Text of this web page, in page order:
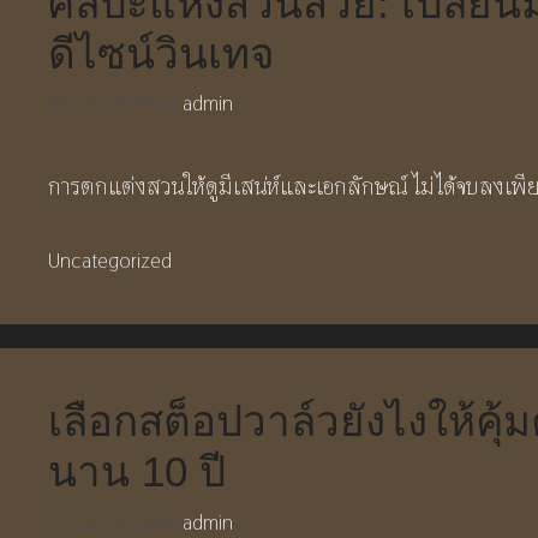
ดีไซน์วินเทจ
by admin
การตกแต่งสวนให้ดูมีเสน่ห์และเอกลักษณ์ ไม่ได้จบลงเพี
Categories
Uncategorized
เลือกสต็อปวาล์วยังไงให้คุ้
นาน 10 ปี
by admin